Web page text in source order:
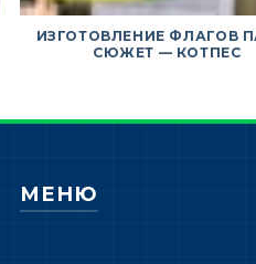
ИЗГОТОВЛЕНИЕ ФЛАГОВ
СЮЖЕТ — КОТПЕС
МЕНЮ